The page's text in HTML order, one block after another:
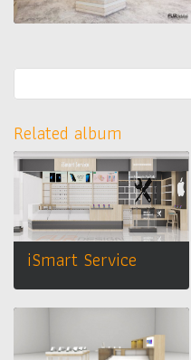
Related album
iSmart Service